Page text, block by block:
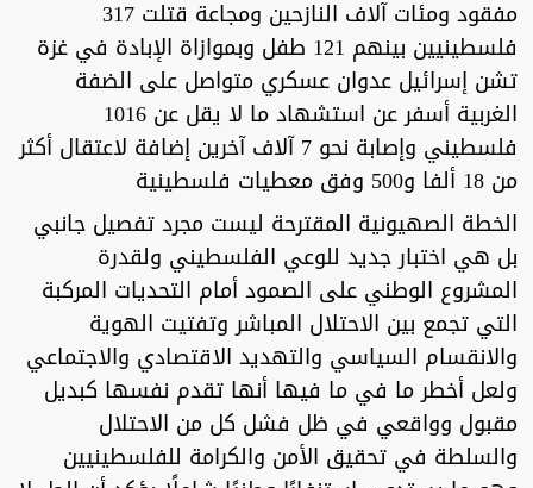
مفقود ومئات آلاف النازحين ومجاعة قتلت 317
فلسطينيين بينهم 121 طفل وبموازاة الإبادة في غزة
تشن إسرائيل عدوان عسكري متواصل على الضفة
الغربية أسفر عن استشهاد ما لا يقل عن 1016
فلسطيني وإصابة نحو 7 آلاف آخرين إضافة لاعتقال أكثر
من 18 ألفا و500 وفق معطيات فلسطينية
الخطة الصهيونية المقترحة ليست مجرد تفصيل جانبي
بل هي اختبار جديد للوعي الفلسطيني ولقدرة
المشروع الوطني على الصمود أمام التحديات المركبة
التي تجمع بين الاحتلال المباشر وتفتيت الهوية
والانقسام السياسي والتهديد الاقتصادي والاجتماعي
ولعل أخطر ما في ما فيها أنها تقدم نفسها كبديل
مقبول وواقعي في ظل فشل كل من الاحتلال
والسلطة في تحقيق الأمن والكرامة للفلسطينيين